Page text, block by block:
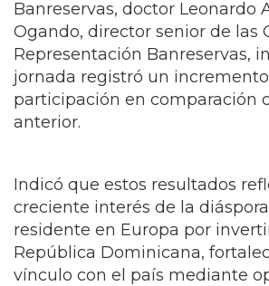
Banreservas, doctor Leonardo
Ogando, director senior de las
Representación Banreservas,
jornada registró un incremento
participación en comparación
anterior.
Indicó que estos resultados
creciente interés de la
residente en Europa por
República Dominicana,
vínculo con el país mediante